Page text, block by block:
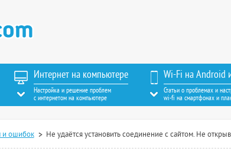
Интернет на компьютере
Настройка и решение проблем
с интернетом на компьютере
Wi-Fi на Android
Статьи о проблемах и
wi-fi на смартфонах и
и ошибок Не удаётся установить соединение с сайтом. Не